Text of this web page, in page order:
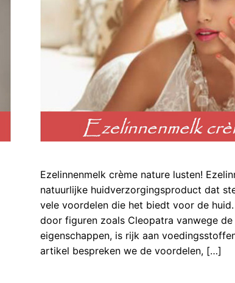
Ezelinnenmelk crème nature lusten!
natuurlijke huidverzorgingsproduct dat
vele voordelen die het biedt voor de
door figuren zoals Cleopatra vanwege
eigenschappen, is rijk aan
artikel bespreken we de voordelen, […]